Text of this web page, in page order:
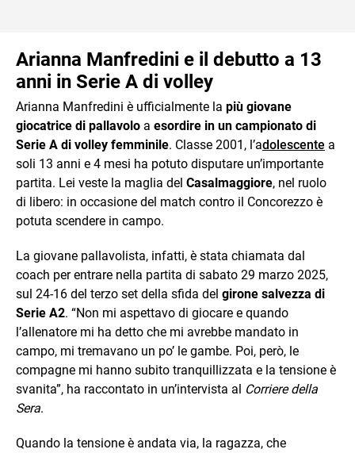
Arianna Manfredini e il debutto a 13
anni in Serie A di volley
Arianna Manfredini è ufficialmente la più giovane
giocatrice di pallavolo a esordire in un campionato di
Serie A di volley femminile. Classe 2001, l’adolescente a
soli 13 anni e 4 mesi ha potuto disputare un’importante
partita. Lei veste la maglia del Casalmaggiore, nel ruolo
di libero: in occasione del match contro il Concorezzo è
potuta scendere in campo.
La giovane pallavolista, infatti, è stata chiamata dal
coach per entrare nella partita di sabato 29 marzo 2025,
sul 24-16 del terzo set della sfida del girone salvezza di
Serie A2. “Non mi aspettavo di giocare e quando
l’allenatore mi ha detto che mi avrebbe mandato in
campo, mi tremavano un po’ le gambe. Poi, però, le
compagne mi hanno subito tranquillizzata e la tensione è
svanita”, ha raccontato in un’intervista al Corriere della
Sera.
Quando la tensione è andata via, la ragazza, che